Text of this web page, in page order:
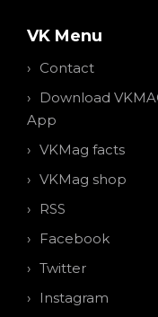
VK Menu
Contact
Download
App
VKMag facts
VKMag shop
RSS
Facebook
Twitter
Instagram